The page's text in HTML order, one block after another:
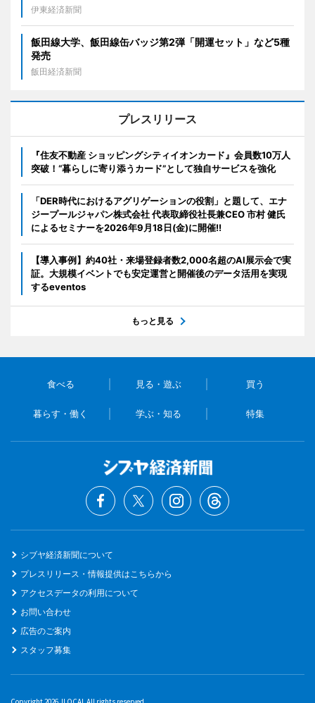
伊東経済新聞
飯田線大学、飯田線缶バッジ第2弾「開運セット」など5種
発売
飯田経済新聞
プレスリリース
『住友不動産 ショッピングシティイオンカード』会員数10万人
突破！“暮らしに寄り添うカード”として独自サービスを強化
「DER時代におけるアグリゲーションの役割」と題して、エナ
ジープールジャパン株式会社 代表取締役社長兼CEO 市村 健氏
によるセミナーを2026年9月18日(金)に開催!!
【導入事例】約40社・来場登録者数2,000名超のAI展示会で実
証。大規模イベントでも安定運営と開催後のデータ活用を実現
するeventos
もっと見る
食べる 見る・遊ぶ 買う
暮らす・働く 学ぶ・知る 特集
シブヤ経済新聞について
プレスリリース・情報提供はこちらから
アクセスデータの利用について
お問い合わせ
広告のご案内
スタッフ募集